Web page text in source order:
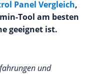
Panel Vergleich,
Tool am besten
geeignet ist.
und